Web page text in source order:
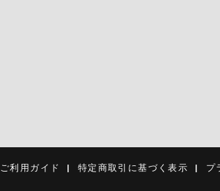
ご利用ガイド 特定商取引に基づく表示 プ